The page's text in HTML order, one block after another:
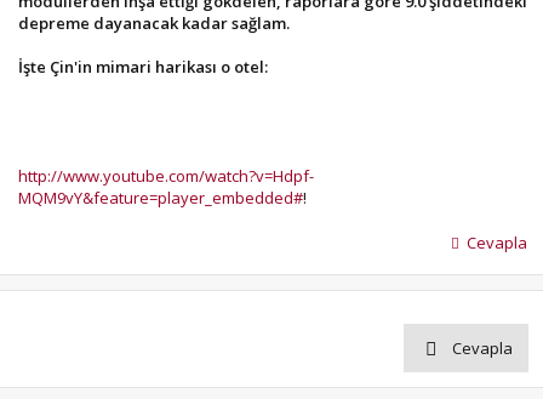
depreme dayanacak kadar sağlam.
İşte Çin'in mimari harikası o otel:
http://www.youtube.com/watch?v=Hdpf-
MQM9vY&feature=player_embedded#!
Cevapla
Cevapla